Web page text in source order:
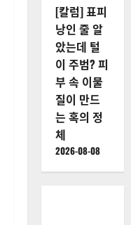
[칼럼] 표피
낭인 줄 알
았는데 털
이 주범? 피
부 속 이물
질이 만드
는 혹의 정
체
2026-08-08